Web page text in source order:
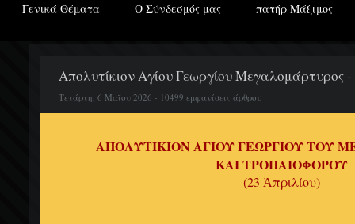
Γενικά Θέματα Ο Σύνδεσμός μας πατήρ Μάξιμος
Απολυτίκιον Αγίου Γεωργίου Μεγαλομάρτυρος -
Τετάρτη, 6 Μαΐου 2026 - 10499 εμφανίσεις άρθρου
ΑΠΟΛΥΤΙΚΙΟΝ ΑΓΙΟΥ ΓΕΩΡΓΙΟΥ ΤΟΥ
ΚΑΙ ΤΡΟΠΑΙΟΦΟΡΟΥ
(23 Ἀπριλίου)